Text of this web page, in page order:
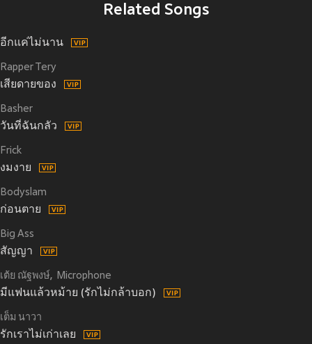
Related Songs
อีกแค่ไม่นาน
Rapper Tery
เสียดายของ
Basher
วันที่ฉันกลัว
Frick
งมงาย
Bodyslam
ก่อนตาย
Big Ass
สัญญา
เต้ย ณัฐพงษ์ Microphone
มีแฟนแล้วหม้าย (รักไม่กล้าบอก)
เต็ม นาวา
รักเราไม่เก่าเลย